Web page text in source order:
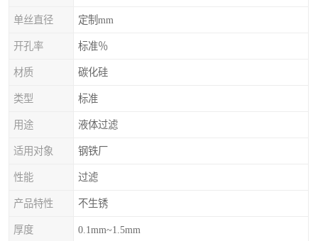
单丝直径 定制mm
开孔率 标准％
材质 碳化硅
类型 标准
用途 液体过滤
适用对象 钢铁厂
性能 过滤
产品特性 不生锈
厚度 0.1mm~1.5mm